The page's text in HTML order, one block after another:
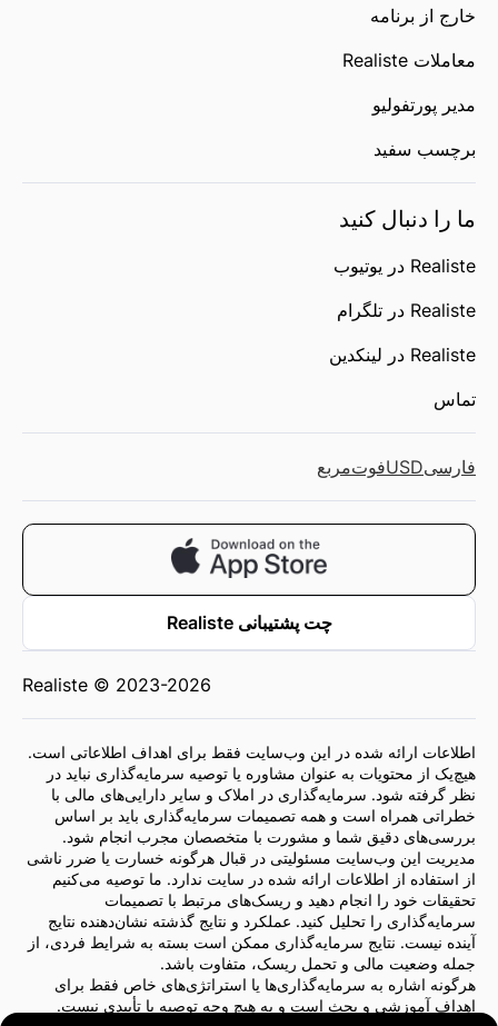
خارج از برنامه
معاملات Realiste
مدیر پورتفولیو
برچسب سفید
ما را دنبال کنید
Realiste در یوتیوب
Realiste در تلگرام
Realiste در لینکدین
تماس
فارسیUSDفوت‌مربع
چت پشتیبانی Realiste
Realiste © 2023-2026
اطلاعات ارائه شده در این وب‌سایت فقط برای اهداف اطلاعاتی است.
هیچ‌یک از محتویات به عنوان مشاوره یا توصیه سرمایه‌گذاری نباید در
نظر گرفته شود. سرمایه‌گذاری در املاک و سایر دارایی‌های مالی با
خطراتی همراه است و همه تصمیمات سرمایه‌گذاری باید بر اساس
بررسی‌های دقیق شما و مشورت با متخصصان مجرب انجام شود.
مدیریت این وب‌سایت مسئولیتی در قبال هرگونه خسارت یا ضرر ناشی
از استفاده از اطلاعات ارائه شده در سایت ندارد. ما توصیه می‌کنیم
تحقیقات خود را انجام دهید و ریسک‌های مرتبط با تصمیمات
سرمایه‌گذاری را تحلیل کنید. عملکرد و نتایج گذشته نشان‌دهنده نتایج
آینده نیست. نتایج سرمایه‌گذاری ممکن است بسته به شرایط فردی، از
جمله وضعیت مالی و تحمل ریسک، متفاوت باشد.
هرگونه اشاره به سرمایه‌گذاری‌ها یا استراتژی‌های خاص فقط برای
اهداف آموزشی و بحث است و به هیچ وجه توصیه یا تأییدی نیست.